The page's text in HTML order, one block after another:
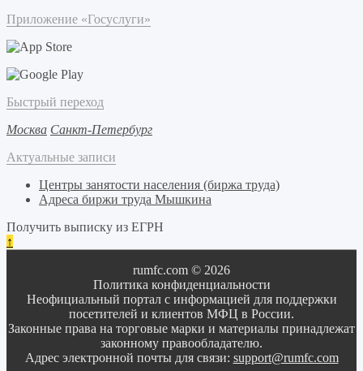
Приложение «Госуслуги»
Быстрый переход
Москва Санкт-Петербург
Актуальные записи
Центры занятости населения (биржа труда)
Адреса биржи труда Мышкина
Получить выписку из ЕГРН
↑
rumfc.com © 2026
Политика конфиденциальности
Неофициальный портал с информацией для поддержки
посетителей и клиентов МФЦ в России.
Законные права на торговые марки и материалы принадлежат
законному правообладателю.
Адрес электронной почты для связи: support@rumfc.com